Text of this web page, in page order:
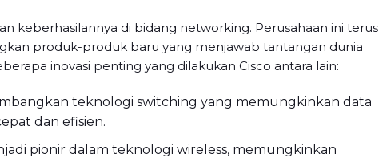
keberhasilannya di bidang networking. Perusahaan ini terus
produk-produk baru yang menjawab tantangan dunia
inovasi penting yang dilakukan Cisco antara lain:
teknologi switching yang memungkinkan data
dan efisien.
pionir dalam teknologi wireless, memungkinkan